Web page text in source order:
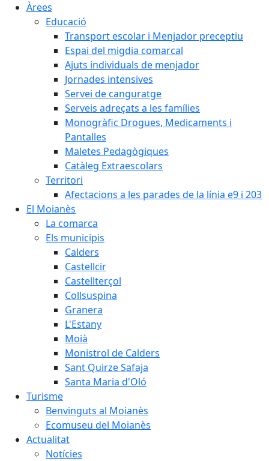
Àrees
Educació
Transport escolar i Menjador preceptiu
Espai del migdia comarcal
Ajuts individuals de menjador
Jornades intensives
Servei de canguratge
Serveis adreçats a les famílies
Monogràfic Drogues, Medicaments i
Pantalles
Maletes Pedagògiques
Catàleg Extraescolars
Territori
Afectacions a les parades de la línia e9 i 203
El Moianès
La comarca
Els municipis
Calders
Castellcir
Castellterçol
Collsuspina
Granera
L'Estany
Moià
Monistrol de Calders
Sant Quirze Safaja
Santa Maria d'Oló
Turisme
Benvinguts al Moianès
Ecomuseu del Moianès
Actualitat
Notícies